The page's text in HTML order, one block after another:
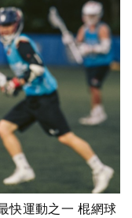
快運動之一 棍網球